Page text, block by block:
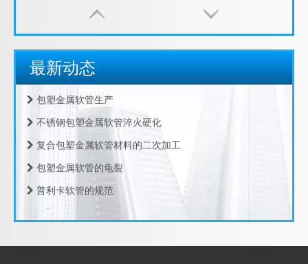
EMT锌合金盒接头
最新动态
包塑金属软管的指数测试
包塑金属软管的制造工艺
不锈钢包塑金属软管淬火硬化
复合包塑金属软管材料的二次加工
包塑金属软管的龟裂
普利卡软管的规范
包塑软管的规范
包塑软管的设计推荐
包塑金属软管的频率特性